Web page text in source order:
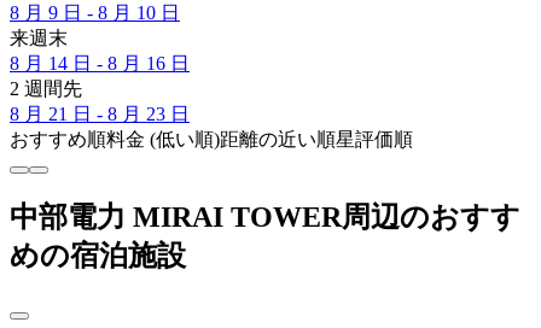
8 月 9 日 - 8 月 10 日
来週末
8 月 14 日 - 8 月 16 日
2 週間先
8 月 21 日 - 8 月 23 日
おすすめ順料金 (低い順)距離の近い順星評価順
中部電力 MIRAI TOWER周辺のおすす
めの宿泊施設